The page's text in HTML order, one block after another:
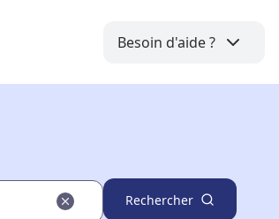
Besoin d'aide ?
Rechercher